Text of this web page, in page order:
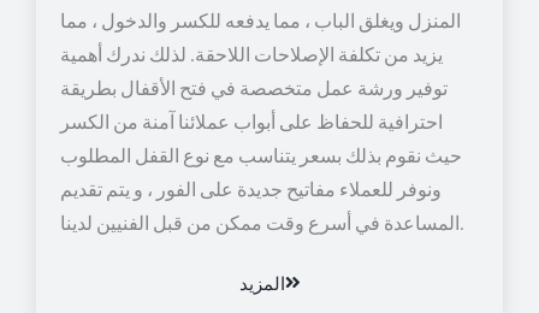
المنزل ويغلق الباب ، مما يدفعه للكسر والدخول ، مما
يزيد من تكلفة الإصلاحات اللاحقة. لذلك ندرك أهمية
توفير ورشة عمل متخصصة في فتح الأقفال بطريقة
احترافية للحفاظ على أبواب عملائنا آمنة من الكسر
حيث نقوم بذلك بسعر يتناسب مع نوع القفل المطلوب
ونوفر للعملاء مفاتيح جديدة على الفور ، و يتم تقديم
المساعدة في أسرع وقت ممكن من قبل الفنيين لدينا.
المزيد